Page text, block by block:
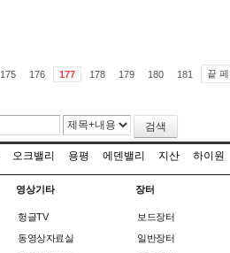
175 176 177 178 179 180 181 끝
검색
오크밸리 용평 에덴밸리 지산 하이원
영상기타
헝글TV
동영상자료실
장터
보드장터
일반장터